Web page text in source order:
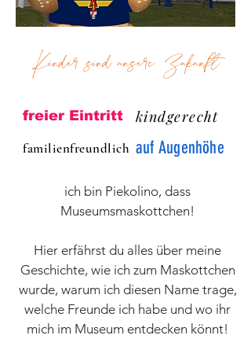
Kinder sind unsere Zukunft
freier Eintritt kindgerecht
familienfreundlich auf Augenhöhe
ich bin Piekolino, dass
Museumsmaskottchen!
Hier erfährst du alles über meine
Geschichte, wie ich zum Maskottchen
wurde, warum ich diesen Name trage,
welche Freunde ich habe und wo ihr
mich im Museum entdecken könnt!